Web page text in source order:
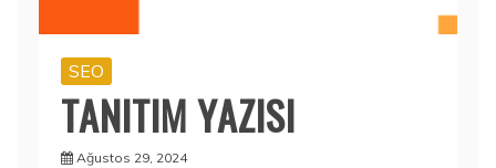
SEO
TANITIM YAZISI
Ağustos 29, 2024